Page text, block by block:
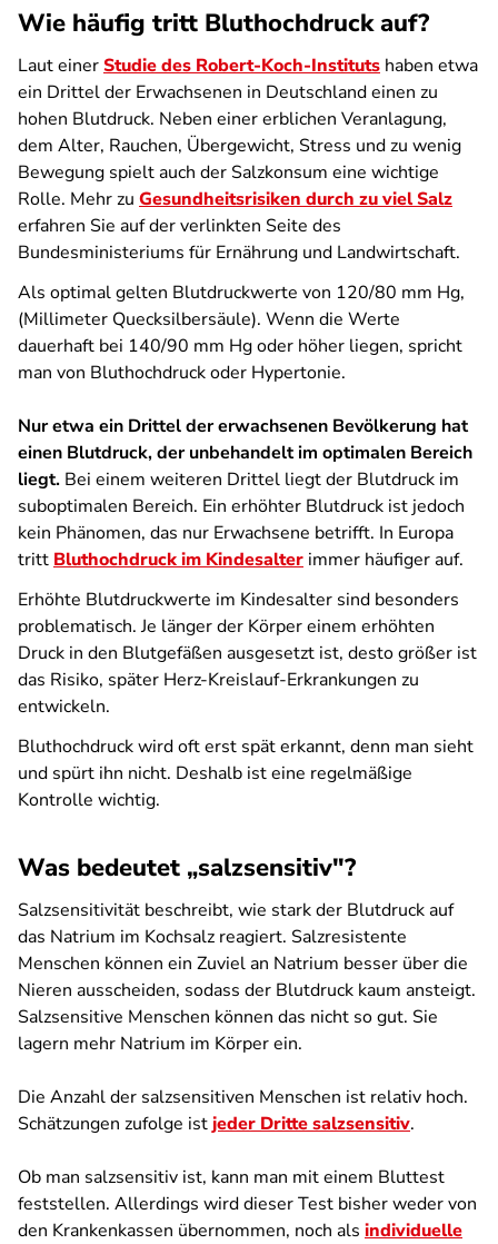
Wie häufig tritt Bluthochdruck auf?
Laut einerStudie des Robert-Koch-Instituts haben etwa
ein Drittel der Erwachsenen in Deutschland einen zu
hohen Blutdruck. Neben einer erblichen Veranlagung,
dem Alter, Rauchen, Übergewicht, Stress und zu wenig
Bewegung spielt auch der Salzkonsum eine wichtige
Rolle. Mehr zu Gesundheitsrisiken durch zu viel Salz
erfahren Sie auf der verlinkten Seite des
Bundesministeriums für Ernährung und Landwirtschaft.
Als optimal gelten Blutdruckwerte von 120/80 mm Hg,
(Millimeter Quecksilbersäule). Wenn die Werte
dauerhaft bei 140/90 mm Hg oder höher liegen, spricht
man von Bluthochdruck oder Hypertonie.
Nur etwa ein Drittel der erwachsenen Bevölkerung hat
einen Blutdruck, der unbehandelt im optimalen Bereich
liegt. Bei einem weiteren Drittel liegt der Blutdruck im
suboptimalen Bereich. Ein erhöhter Blutdruck ist jedoch
kein Phänomen, das nur Erwachsene betrifft. In Europa
tritt Bluthochdruck im Kindesalter immer häufiger auf.
Erhöhte Blutdruckwerte im Kindesalter sind besonders
problematisch. Je länger der Körper einem erhöhten
Druck in den Blutgefäßen ausgesetzt ist, desto größer ist
das Risiko, später Herz-Kreislauf-Erkrankungen zu
entwickeln.
Bluthochdruck wird oft erst spät erkannt, denn man sieht
und spürt ihn nicht. Deshalb ist eine regelmäßige
Kontrolle wichtig.
Was bedeutet „salzsensitiv"?
Salzsensitivität beschreibt, wie stark der Blutdruck auf
das Natrium im Kochsalz reagiert. Salzresistente
Menschen können ein Zuviel an Natrium besser über die
Nieren ausscheiden, sodass der Blutdruck kaum ansteigt.
Salzsensitive Menschen können das nicht so gut. Sie
lagern mehr Natrium im Körper ein.
Die Anzahl der salzsensitiven Menschen ist relativ hoch.
Schätzungen zufolge istjeder Dritte salzsensitiv.
Ob man salzsensitiv ist, kann man mit einem Bluttest
feststellen. Allerdings wird dieser Test bisher weder von
den Krankenkassen übernommen, noch als individuelle